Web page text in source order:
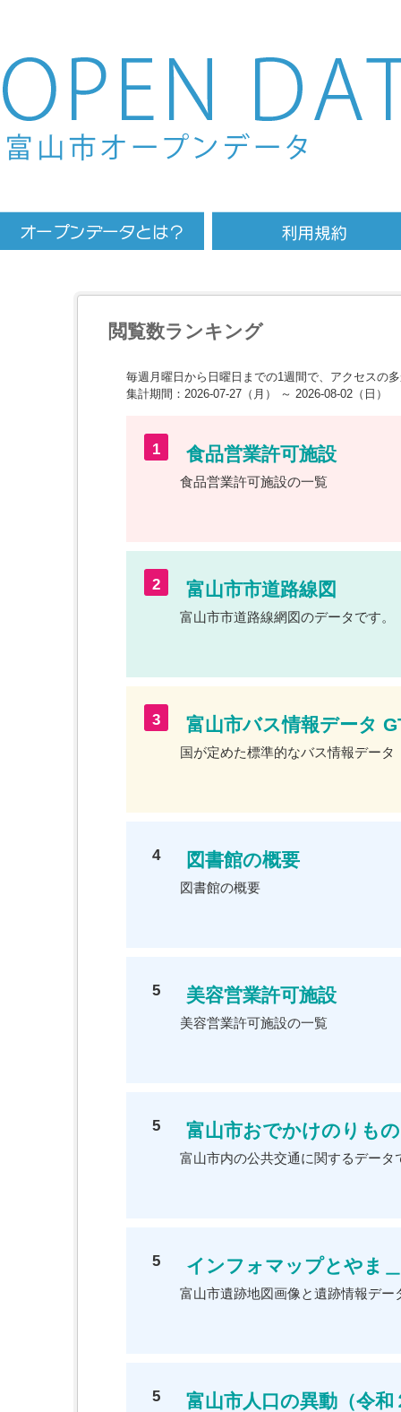
Skip to main content
閲覧数ランキング
毎週月曜日から日曜日までの1週間で、アクセスの
集計期間：2026-07-27（月） ～ 2026-08-02（日）
1 食品営業許可施設
食品営業許可施設の一覧
2 富山市市道路線図
富山市市道路線網図のデータです。
3 富山市バス情報データ
国が定めた標準的なバス情報データ
4 図書館の概要
図書館の概要
5 美容営業許可施設
美容営業許可施設の一覧
5 富山市おでかけのりも
富山市内の公共交通に関するデータ
5 インフォマップとやま
富山市遺跡地図画像と遺跡情報デー
5 富山市人口の異動（令和